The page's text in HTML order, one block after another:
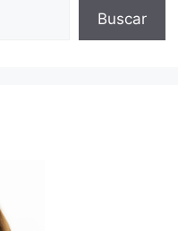
Buscar